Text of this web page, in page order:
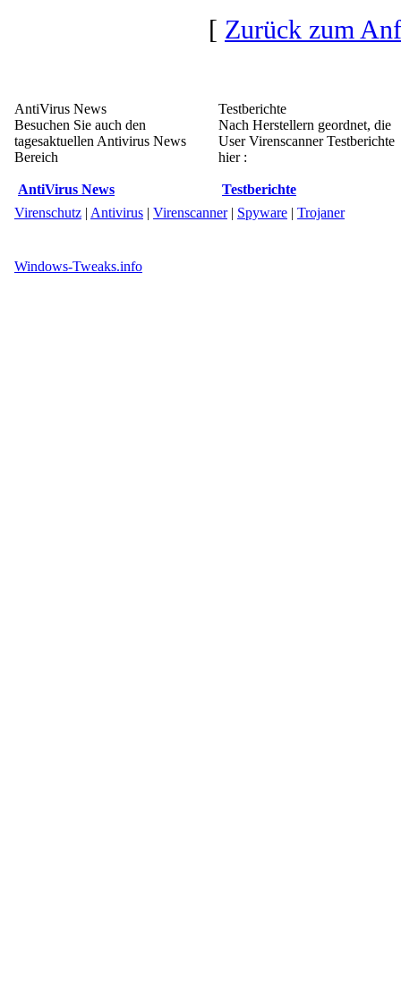
[ Zurück zum
AntiVirus News
Besuchen Sie auch den
tagesaktuellen Antivirus News
Bereich
AntiVirus News
Testberichte
Nach Herstellern geordnet, die
User Virenscanner Testberichte
hier :
Testberichte
Virenschutz | Antivirus | Virenscanner| Spyware | Trojaner
Windows-Tweaks.info